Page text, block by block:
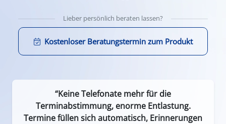
Lieber persönlich beraten lassen?
Kostenloser Beratungstermin zum Produkt
“Keine Telefonate mehr für die
Terminabstimmung, enorme Entlastung.
Termine füllen sich automatisch, Erinnerungen